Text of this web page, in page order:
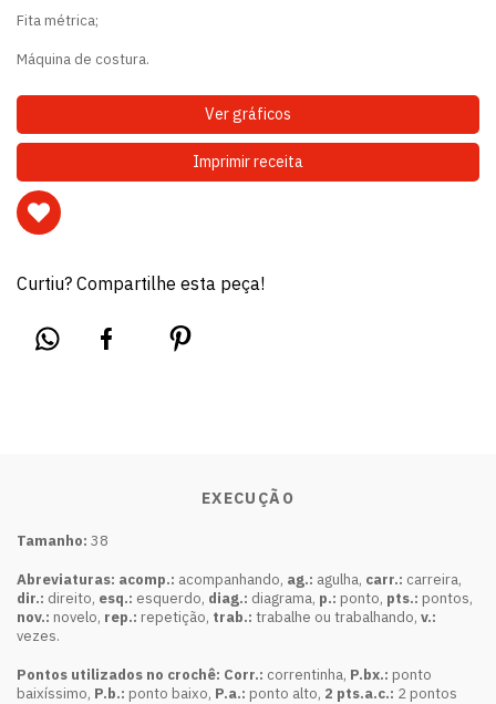
Fita métrica;
Máquina de costura.
Ver gráficos
Imprimir receita
Curtiu? Compartilhe esta peça!
EXECUÇÃO
Tamanho: 38
Abreviaturas: acomp.: acompanhando, ag.: agulha, carr.: carreira,
dir.: direito, esq.: esquerdo, diag.: diagrama, p.: ponto, pts.: pontos,
nov.: novelo, rep.: repetição, trab.: trabalhe ou trabalhando, v.:
vezes.
Pontos utilizados no crochê: Corr.: correntinha, P.bx.: ponto
baixíssimo, P.b.: ponto baixo, P.a.: ponto alto, 2 pts.a.c.: 2 pontos